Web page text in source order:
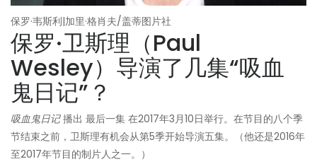
保罗·韦斯利|加里·格肖夫/盖蒂图片社
保罗·卫斯理（Paul
Wesley）导演了几集“吸血
鬼日记”？
吸血鬼日记播出 最后一集 在2017年3月10日举行。在节目的八个季
节结束之前，卫斯理有机会从第5季开始导演五集。（他还是2016年
至2017年节目的制片人之一。）